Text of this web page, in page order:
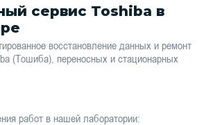
сервис Toshiba в
восстановление данных и ремонт
(Тошиба), переносных и стационарных
работ в нашей лаборатории: